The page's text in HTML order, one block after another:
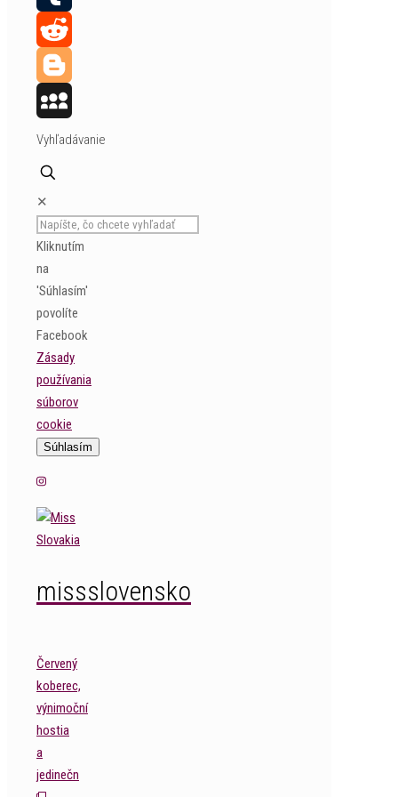
Tumblr
Reddit
Blogger
MySpace
Vyhľadávanie
✕
Kliknutím
na
'Súhlasím'
povolíte
Facebook
Zásady
používania
súborov
cookie
Súhlasím
missslovensko
Červený
koberec,
výnimoční
hostia
a
jedinečn